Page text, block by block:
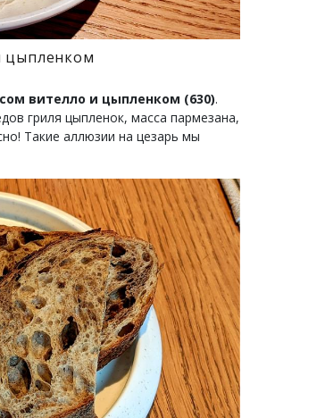
цыпленком
вителло и цыпленком (630).
гриля цыпленок, масса пармезана,
Такие аллюзии на цезарь мы